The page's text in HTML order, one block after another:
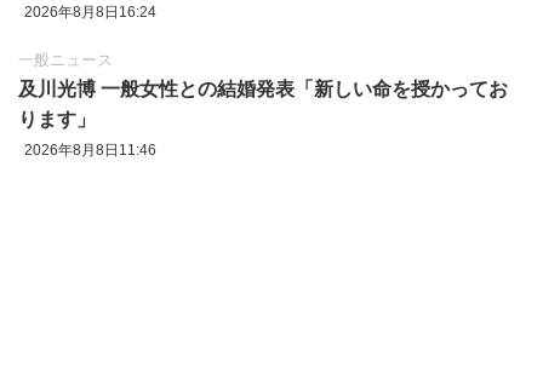
2026年8月8日16:24
一般ニュース
及川光博 一般女性との結婚発表「新しい命を授かってお
ります」
2026年8月8日11:46